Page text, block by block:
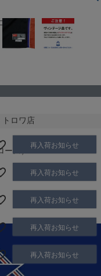
ーズ）
ロワ店
ズ）
再入荷お知らせ
再入荷お知らせ
再入荷お知らせ
再入荷お知らせ
再入荷お知らせ